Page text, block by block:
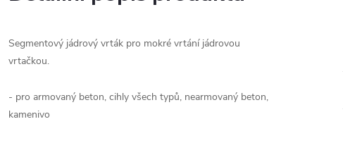
Segmentový jádrový vrták pro mokré vrtání jádrovou
vrtačkou.
- pro armovaný beton, cihly všech typů, nearmovaný beton,
kamenivo